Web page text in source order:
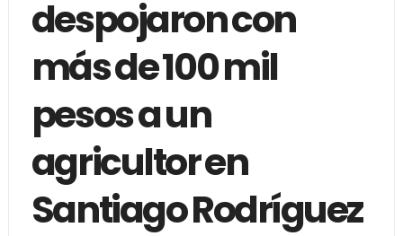
despojaron con
más de 100 mil
pesos a un
agricultor en
Santiago Rodríguez